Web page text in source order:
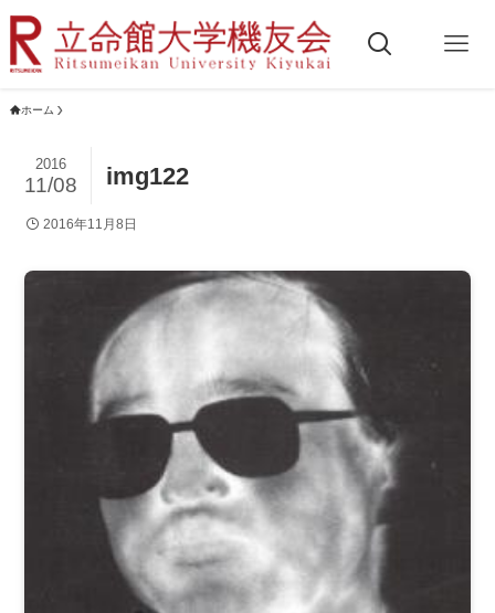
ホーム
img122
2016
11/08
2016年11月8日